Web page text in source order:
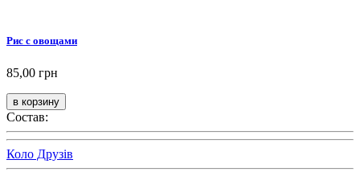
Рис с овощами
85,00 грн
Состав:
Коло Друзів